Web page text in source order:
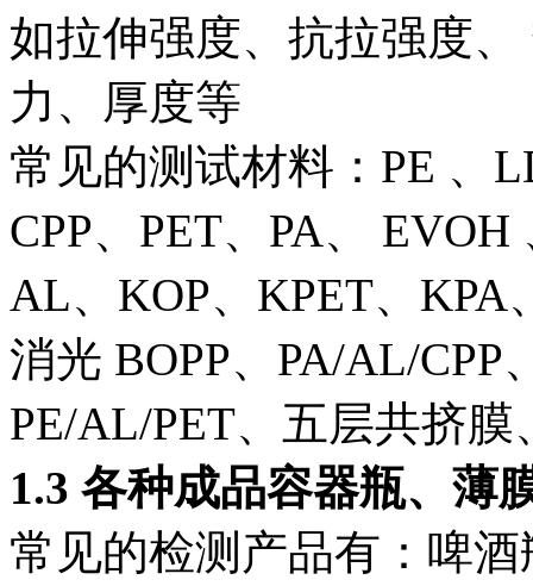
如拉伸强度、抗拉强度
力、厚度等
常见的测试材料：PE 、
CPP、PET、PA、
AL、KOP、KPET、KPA
消光 BOPP、PA/AL/CPP
PE/AL/PET、五层共挤
1.3 各种成品容器瓶、薄
常见的检测产品有：啤